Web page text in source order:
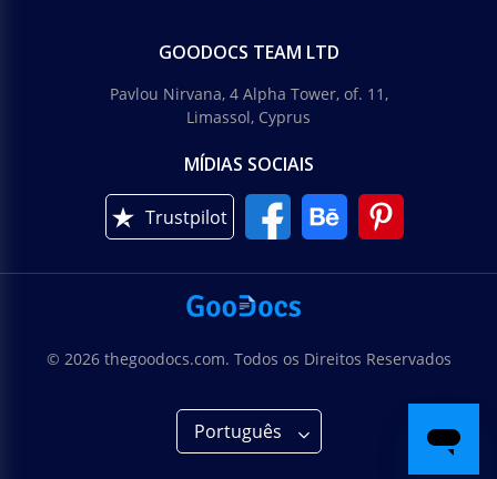
GOODOCS TEAM LTD
Pavlou Nirvana, 4 Alpha Tower, of. 11,
Limassol, Cyprus
MÍDIAS SOCIAIS
Trustpilot
© 2026 thegoodocs.com. Todos os Direitos Reservados
Português